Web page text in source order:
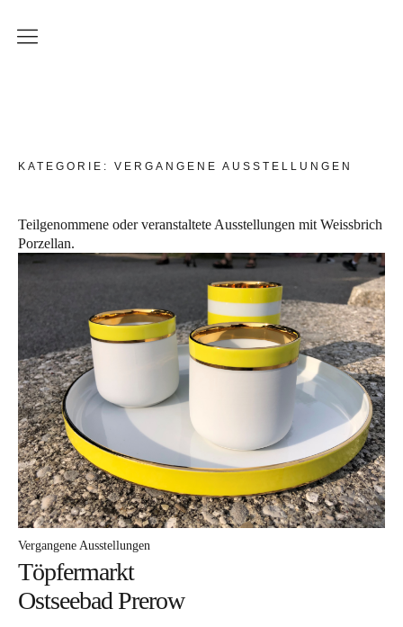
Serie Sinnliche Berührung
Dekoration
Küchenserie
Workshops
Aktuelle Kurstermine
Erwachsenenkurs
Workshop für den besonderen Anlass
Ausstellungen
Ausstellungs- und Markttermine 2026
Vergangene Ausstellungen
Im Atelier
KATEGORIE: VERGANGENE AUSSTELLUNGEN
Teilgenommene oder veranstaltete Ausstellungen mit Weissbrich
Porzellan.
Vergangene Ausstellungen
Töpfermarkt
Ostseebad Prerow